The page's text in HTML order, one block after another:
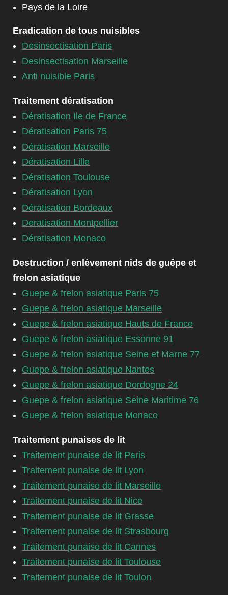
Pays de la Loire
Eradication de tous nuisibles
Desinsectisation Paris
Desinsectisation Marseille
Anti nuisible Paris
Traitement dératisation
Dératisation Ile de France
Dératisation Paris 75
Dératisation Marseille
Dératisation Lille
Dératisation Toulouse
Dératisation Lyon
Dératisation Bordeaux
Deratisation Montpellier
Dératisation Monaco
Destruction / enlèvement nids de guêpe et
frelon asiatique
Guepe & frelon asiatique Paris 75
Guepe & frelon asiatique Marseille
Guepe & frelon asiatique Hauts de France
Guepe & frelon asiatique Essonne 91
Guepe & frelon asiatique Seine et Marne 77
Guepe & frelon asiatique Nantes
Guepe & frelon asiatique Dordogne 24
Guepe & frelon asiatique Seine Maritime 76
Guepe & frelon asiatique Monaco
Traitement punaises de lit
Traitement punaise de lit Paris
Traitement punaise de lit Lyon
Traitement punaise de lit Marseille
Traitement punaise de lit Nice
Traitement punaise de lit Grasse
Traitement punaise de lit Strasbourg
Traitement punaise de lit Cannes
Traitement punaise de lit Toulouse
Traitement punaise de lit Toulon